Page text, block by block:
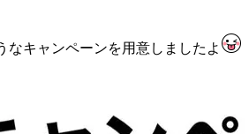
なキャンペーンを用意しましたよ